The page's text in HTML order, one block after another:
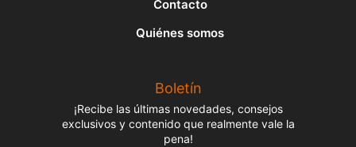
Contacto
Quiénes somos
Boletín
¡Recibe las últimas novedades, consejos
exclusivos y contenido que realmente vale la
pena!